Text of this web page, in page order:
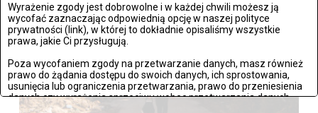
Wyrażenie zgody jest dobrowolne i w każdej chwili możesz ją
wycofać zaznaczając odpowiednią opcję w naszej polityce
prywatności (link), w której to dokładnie opisaliśmy wszystkie
prawa, jakie Ci przysługują.
Poza wycofaniem zgody na przetwarzanie danych, masz również
prawo do żądania dostępu do swoich danych, ich sprostowania,
usunięcia lub ograniczenia przetwarzania, prawo do przeniesienia
danych czy wyrażenia sprzeciwu wobec przetwarzania danych.